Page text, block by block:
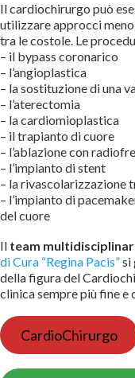
Il cardiochirurgo può
utilizzare approcci
tra le costole. Le
– il bypass coronarico
– l’angioplastica
– la sostituzione di una
– l’aterectomia
– la cardiomioplastica
– il trapianto di cuore
– l’ablazione con
– l’impianto di stent
– la rivascolarizzazione
– l’impianto di
del cuore
Il team
di Cura “Regina Pacis”si
della figura del
clinica sempre più fine e
CardioChirurgo